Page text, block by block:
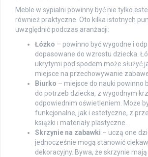
Meble w sypialni powinny być nie tylko
również praktyczne. Oto kilka istotnych
uwzględnić podczas aranżacji:
Łóżko – powinno być wygodne i
dopasowane do wzrostu dziecka.
ukrytymi pod spodem może służyć
miejsce na przechowywanie
Biurko – miejsce do nauki powinno
do potrzeb dziecka, z wygodnym
odpowiednim oświetleniem. Może
funkcjonalne, jak i estetyczne, z
książki i materiały plastyczne.
Skrzynie na zabawki – uczą one
jednocześnie mogą stanowić
dekoracyjny. Bywa, że skrzynie